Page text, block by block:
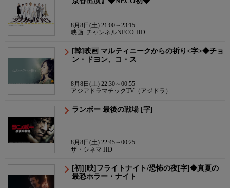
8月8日(土) 21:00～23:15
映画･チャンネルNECO-HD
[韓]映画 マルティニークからの祈り<字>◆チョ
ン・ドヨン、コ・ス
8月8日(土) 22:30～00:55
アジアドラマチックTV（アジドラ）
ランボー 最後の戦場 [字]
8月8日(土) 22:45～00:25
ザ・シネマ HD
[初][映]フライトナイト/恐怖の夜[字]◆真夏の
最恐ホラー・ナイト